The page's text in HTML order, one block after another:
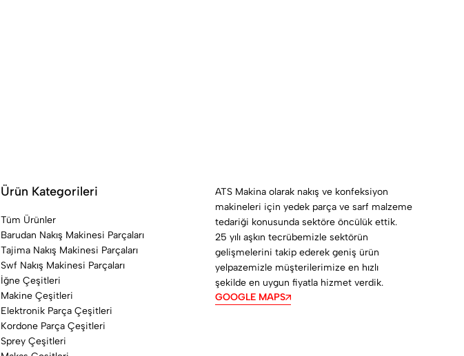
Ürün Kategorileri
Tüm Ürünler
Barudan Nakış Makinesi Parçaları
Tajima Nakış Makinesi Parçaları
Swf Nakış Makinesi Parçaları
İğne Çeşitleri
Makine Çeşitleri
Elektronik Parça Çeşitleri
Kordone Parça Çeşitleri
Sprey Çeşitleri
ATS Makina olarak nakış ve konfeksiyon
makineleri için yedek parça ve sarf malzeme
tedariği konusunda sektöre öncülük ettik.
25 yılı aşkın tecrübemizle sektörün
gelişmelerini takip ederek geniş ürün
yelpazemizle müşterilerimize en hızlı
şekilde en uygun fiyatla hizmet verdik.
GOOGLE MAPS